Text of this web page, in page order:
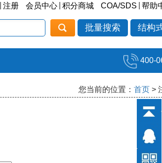
注册 会员中心 积分商城 COA/SDS 帮助
批量搜索 结构
400-
您当前的位置： 首页 >